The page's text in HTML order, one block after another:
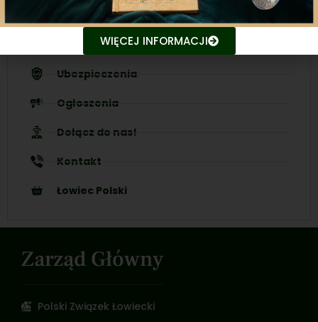
Nasze inicjatywy
Ubezpieczenia
Ogłoszenia
Dołącz do nas!
Kontakt
Łowiec Polski
Zarząd Główny
Polski Związek Łowiecki
WIĘCEJ INFORMACJI